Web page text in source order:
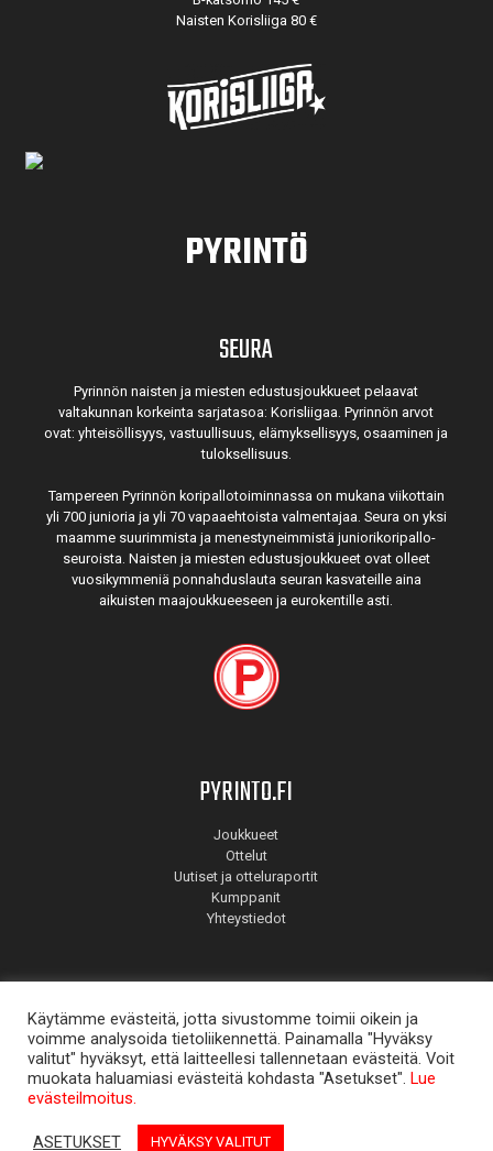
Naisten Korisliiga 80 €
PYRINTÖ
SEURA
Pyrinnön naisten ja miesten edustusjoukkueet pelaavat
valtakunnan korkeinta sarjatasoa: Korisliigaa. Pyrinnön arvot
ovat: yhteisöl­lisyys, vastuul­lisuus, elämyk­sellisyys, osaaminen ja
tulok­sellisuus.
Tampereen Pyrinnön kori­pallo­toimin­nassa on mukana viikottain
yli 700 junioria ja yli 70 vapaa­ehtoista valmen­tajaa. Seura on yksi
maamme suurim­mista ja menes­tyneim­mistä juni­ori­kori­pallo­
seuroista. Naisten ja miesten edustus­joukkueet ovat olleet
vuosi­kymmeniä ponnahdus­lauta seuran kasvateille aina
aikuisten maa­joukkueeseen ja euro­kentille asti.
PYRINTO.FI
Joukkueet
Ottelut
Uutiset ja otteluraportit
Kumppanit
Yhteystiedot
© Pyrintö 2026. SuunnitellutMainostoimisto Aate.
Käytämme evästeitä, jotta sivustomme toimii oikein ja
voimme analysoida tietoliikennettä. Painamalla "Hyväksy
valitut" hyväksyt, että laitteellesi tallennetaan evästeitä. Voit
muokata haluamiasi evästeitä kohdasta "Asetukset". Lue
evästeilmoitus.
ASETUKSET HYVÄKSY VALITUT